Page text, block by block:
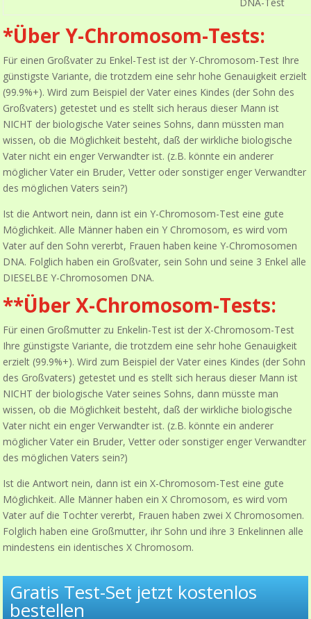
*Über Y-Chromosom-Tests:
Für einen Großvater zu Enkel-Test ist der Y-Chromosom-Test Ihre
günstigste Variante, die trotzdem eine sehr hohe Genauigkeit erzielt
(99.9%+). Wird zum Beispiel der Vater eines Kindes (der Sohn des
Großvaters) getestet und es stellt sich heraus dieser Mann ist
NICHT der biologische Vater seines Sohns, dann müssten man
wissen, ob die Möglichkeit besteht, daß der wirkliche biologische
Vater nicht ein enger Verwandter ist. (z.B. könnte ein anderer
möglicher Vater ein Bruder, Vetter oder sonstiger enger Verwandter
des möglichen Vaters sein?)
Ist die Antwort nein, dann ist ein Y-Chromosom-Test eine gute
Möglichkeit. Alle Männer haben ein Y Chromosom, es wird vom
Vater auf den Sohn vererbt, Frauen haben keine Y-Chromosomen
DNA. Folglich haben ein Großvater, sein Sohn und seine 3 Enkel alle
DIESELBE Y-Chromosomen DNA.
**Über X-Chromosom-Tests:
Für einen Großmutter zu Enkelin-Test ist der X-Chromosom-Test
Ihre günstigste Variante, die trotzdem eine sehr hohe Genauigkeit
erzielt (99.9%+). Wird zum Beispiel der Vater eines Kindes (der Sohn
des Großvaters) getestet und es stellt sich heraus dieser Mann ist
NICHT der biologische Vater seines Sohns, dann müsste man
wissen, ob die Möglichkeit besteht, daß der wirkliche biologische
Vater nicht ein enger Verwandter ist. (z.B. könnte ein anderer
möglicher Vater ein Bruder, Vetter oder sonstiger enger Verwandter
des möglichen Vaters sein?)
Ist die Antwort nein, dann ist ein X-Chromosom-Test eine gute
Möglichkeit. Alle Männer haben ein X Chromosom, es wird vom
Vater auf die Tochter vererbt, Frauen haben zwei X Chromosomen.
Folglich haben eine Großmutter, ihr Sohn und ihre 3 Enkelinnen alle
mindestens ein identisches X Chromosom.
Gratis Test-Set jetzt kostenlos
bestellen